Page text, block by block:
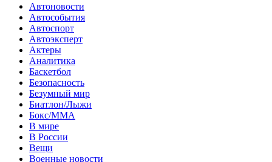
Автоновости
Автособытия
Автоспорт
Автоэксперт
Актеры
Аналитика
Баскетбол
Безопасность
Безумный мир
Биатлон/Лыжи
Бокс/MMA
В мире
В России
Вещи
Военные новости